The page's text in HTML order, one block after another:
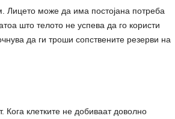
Лицето може да има постојана потреба
што телото не успева да го користи
да ги троши сопствените резерви на
Кога клетките не добиваат доволно